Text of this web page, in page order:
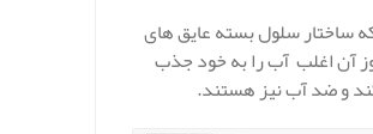
ساختار سلول بسته عایق های
آن اغلب آب را به خود جذب
و ضد آب نیز هستند.